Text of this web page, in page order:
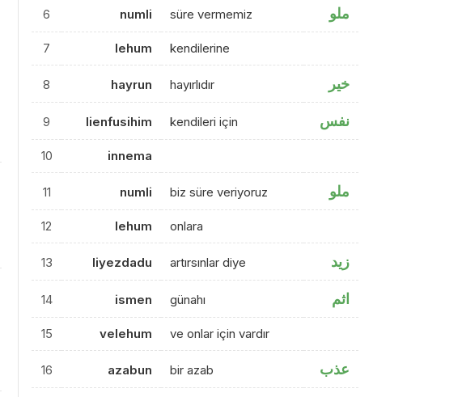
6 numli süre vermemiz ملو
7 lehum kendilerine
8 hayrun hayırlıdır خير
9 lienfusihim kendileri için نفس
10 innema
11 numli biz süre veriyoruz ملو
12 lehum onlara
13 liyezdadu artırsınlar diye زيد
14 ismen günahı اثم
15 velehum ve onlar için vardır
16 azabun bir azab عذب